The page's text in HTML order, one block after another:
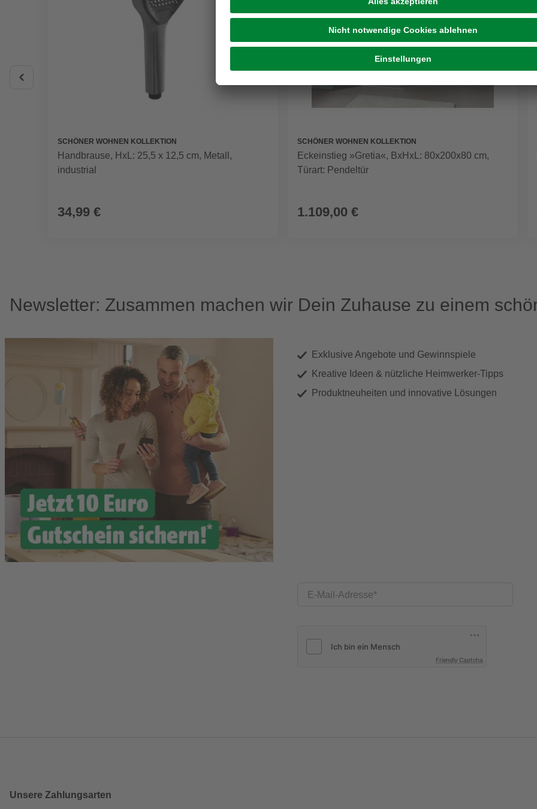
SCHÖNER WOHNEN KOLLEKTION
Handbrause, HxL: 25,5 x 12,5 cm, Metall,
industrial
34,99 €
SCHÖNER WOHNEN KOLLEKTION
Eckeinstieg »Gretia«, BxHxL: 80x200x80 cm,
Türart: Pendeltür
1.109,00 €
Newsletter: Zusammen machen wir Dein Zuhause zu einem
Exklusive Angebote und Gewinnspiele
Kreative Ideen & nützliche Heimwerker-Tipps
Produktneuheiten und innovative Lösungen
E-Mail-Adresse
Friendly Captcha
Unsere Zahlungsarten